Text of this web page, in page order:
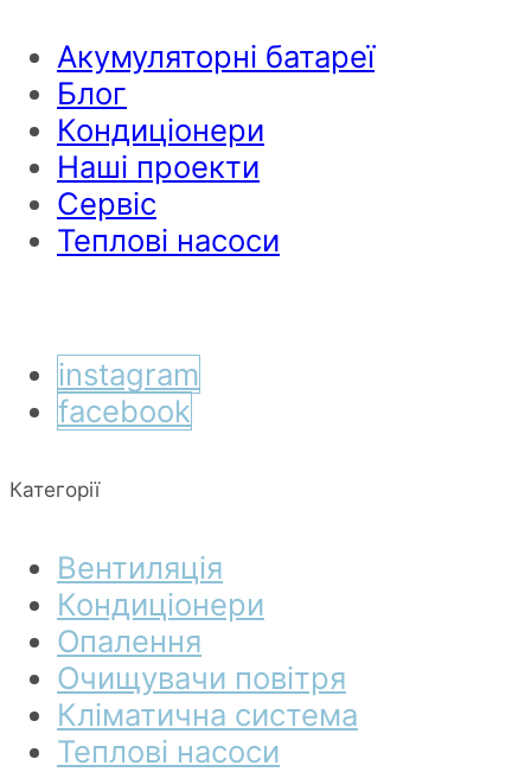
Акумуляторні батареї
Блог
Кондиціонери
Наші проекти
Сервіс
Теплові насоси
instagram
facebook
Категорії
Вентиляція
Кондиціонери
Опалення
Очищувачи повітря
Кліматична система
Теплові насоси